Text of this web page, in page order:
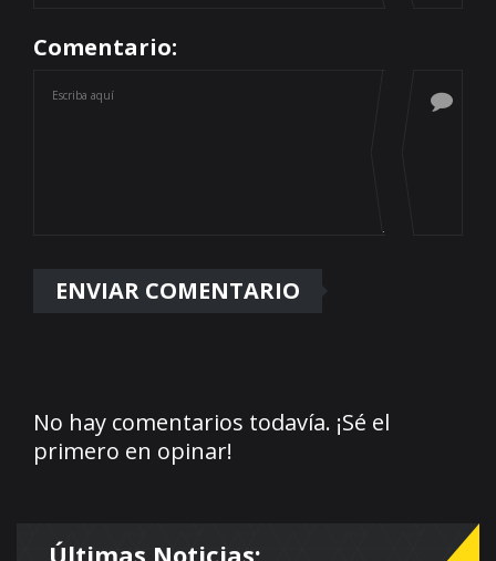
Comentario:
No hay comentarios todavía. ¡Sé el
primero en opinar!
Últimas Noticias: